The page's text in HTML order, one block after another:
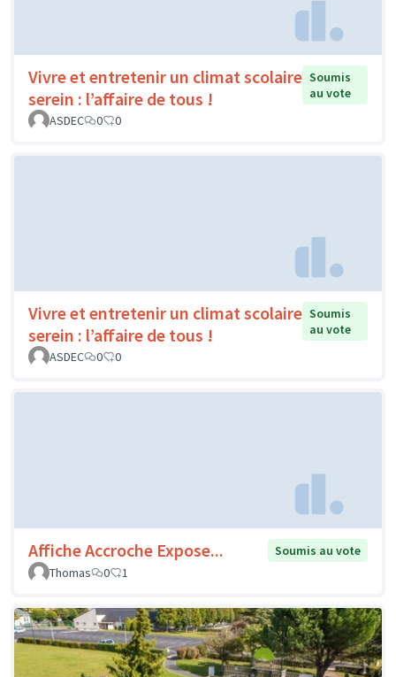
Vivre et entretenir un climat scolaire
serein : l’affaire de tous !
Soumis
au vote
ASDEC
0 0
Vivre et entretenir un climat scolaire
serein : l’affaire de tous !
Soumis
au vote
ASDEC
0 0
Affiche Accroche Expose...
Soumis au vote
Thomas
0 1